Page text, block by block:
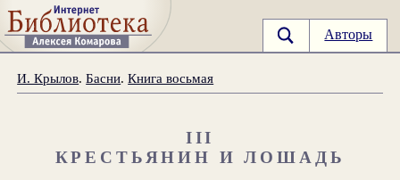
Авторы
И. Крылов.Басни.Книга восьмая
III
КРЕСТЬЯНИН И ЛОШАДЬ